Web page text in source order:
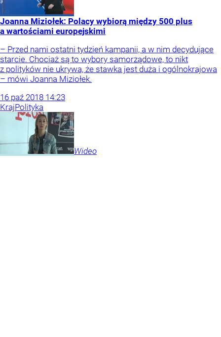
Joanna Miziołek: Polacy wybiorą między 500 plus
a wartościami europejskimi
– Przed nami ostatni tydzień kampanii, a w nim decydujące
starcie. Chociaż są to wybory samorządowe, to nikt
z polityków nie ukrywa, że stawka jest duża i ogólnokrajowa
– mówi Joanna Miziołek.
16 paź 2018 14:23
KrajPolityka
Wideo